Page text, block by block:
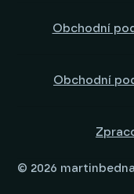
Obchodní
Obchodní
© 2026